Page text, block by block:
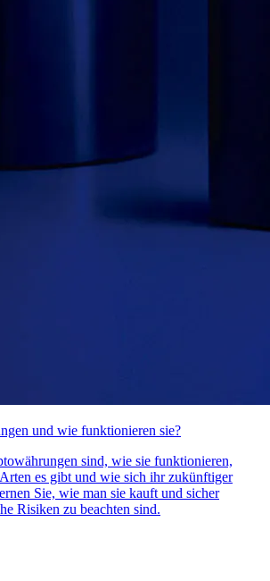
und wie funktionieren sie?
sind, wie sie funktionieren,
es gibt und wie sich ihr zukünftiger
Sie, wie man sie kauft und sicher
Risiken zu beachten sind.